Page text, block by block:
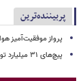
پربیننده‌ترین
پرواز موفقیت‌آمیز
پیچ‌های ۳۱ میلیارد تومانی پاگانی، گران‌تر از پورشه ۹۱۱ /عکس